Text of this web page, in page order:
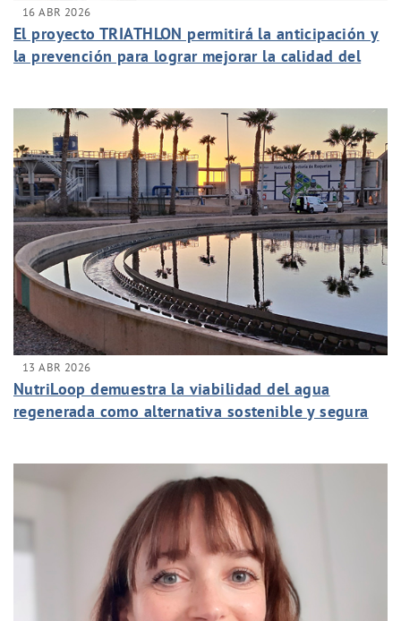
16 ABR 2026
El proyecto TRIATHLON permitirá la anticipación y
la prevención para lograr mejorar la calidad del
13 ABR 2026
NutriLoop demuestra la viabilidad del agua
regenerada como alternativa sostenible y segura